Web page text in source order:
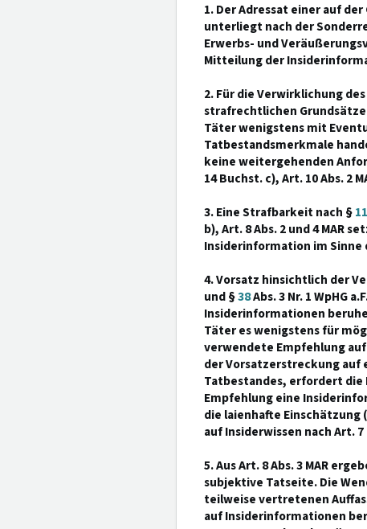
1. Der Adressat einer auf
unterliegt nach der
Erwerbs- und
Mitteilung der
2. Für die Verwirklichung
strafrechtlichen
Täter wenigstens mit
Tatbestandsmerkmale
keine weitergehenden
14 Buchst. c), Art. 10 Abs. 2
3. Eine Strafbarkeit nach §
b), Art. 8 Abs. 2 und 4 MAR
Insiderinformation im Sinne
4. Vorsatz hinsichtlich der
und §38Abs. 3 Nr. 1 WpHG
Insiderinformationen
Täter es wenigstens für
verwendete Empfehlung
der Vorsatzerstreckung auf
Tatbestandes, erfordert die
Empfehlung eine
die laienhafte Einschätzung
auf Insiderwissen nach Art.
5. Aus Art. 8 Abs. 3 MAR
subjektive Tatseite. Die
teilweise vertretenen
auf Insiderinformationen